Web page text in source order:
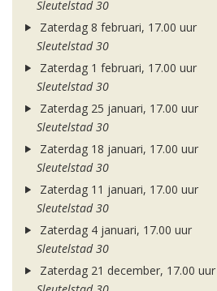
Sleutelstad 30
Zaterdag 8 februari, 17.00 uur
Sleutelstad 30
Zaterdag 1 februari, 17.00 uur
Sleutelstad 30
Zaterdag 25 januari, 17.00 uur
Sleutelstad 30
Zaterdag 18 januari, 17.00 uur
Sleutelstad 30
Zaterdag 11 januari, 17.00 uur
Sleutelstad 30
Zaterdag 4 januari, 17.00 uur
Sleutelstad 30
Zaterdag 21 december, 17.00 uur